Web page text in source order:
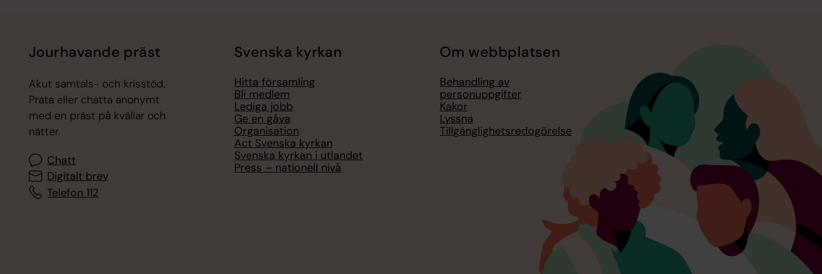
Jourhavande präst
Akut samtals- och krisstöd.
Prata eller chatta anonymt
med en präst på kvällar och
nätter.
Chatt
Digitalt brev
Telefon 112
Svenska kyrkan
Hitta församling
Bli medlem
Lediga jobb
Ge en gåva
Organisation
Act Svenska kyrkan
Svenska kyrkan i utlandet
Press – nationell nivå
Om webbplatsen
Behandling av
personuppgifter
Kakor
Lyssna
Tillgänglighetsredogörelse